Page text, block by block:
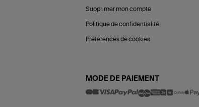
Supprimer mon compte
Politique de confidentialité
Préférences de cookies
MODE DE PAIEMENT